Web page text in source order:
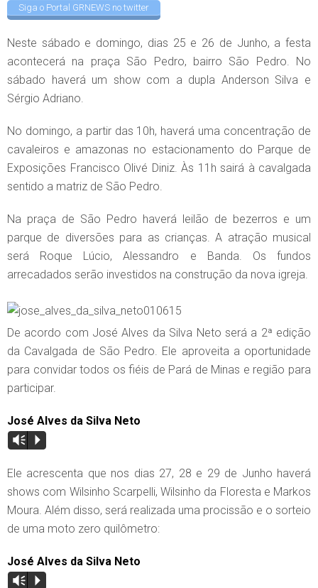
Siga o Portal GRNEWS no twitter
Neste sábado e domingo, dias 25 e 26 de Junho, a festa
acontecerá na praça São Pedro, bairro São Pedro. No
sábado haverá um show com a dupla Anderson Silva e
Sérgio Adriano.
No domingo, a partir das 10h, haverá uma concentração de
cavaleiros e amazonas no estacionamento do Parque de
Exposições Francisco Olivé Diniz. Às 11h sairá à cavalgada
sentido a matriz de São Pedro.
Na praça de São Pedro haverá leilão de bezerros e um
parque de diversões para as crianças. A atração musical
será Roque Lúcio, Alessandro e Banda. Os fundos
arrecadados serão investidos na construção da nova igreja.
De acordo com José Alves da Silva Neto será a 2ª edição
da Cavalgada de São Pedro. Ele aproveita a oportunidade
para convidar todos os fiéis de Pará de Minas e região para
participar.
José Alves da Silva Neto
Vm P
Ele acrescenta que nos dias 27, 28 e 29 de Junho haverá
shows com Wilsinho Scarpelli, Wilsinho da Floresta e Markos
Moura. Além disso, será realizada uma procissão e o sorteio
de uma moto zero quilômetro:
José Alves da Silva Neto
Vm P